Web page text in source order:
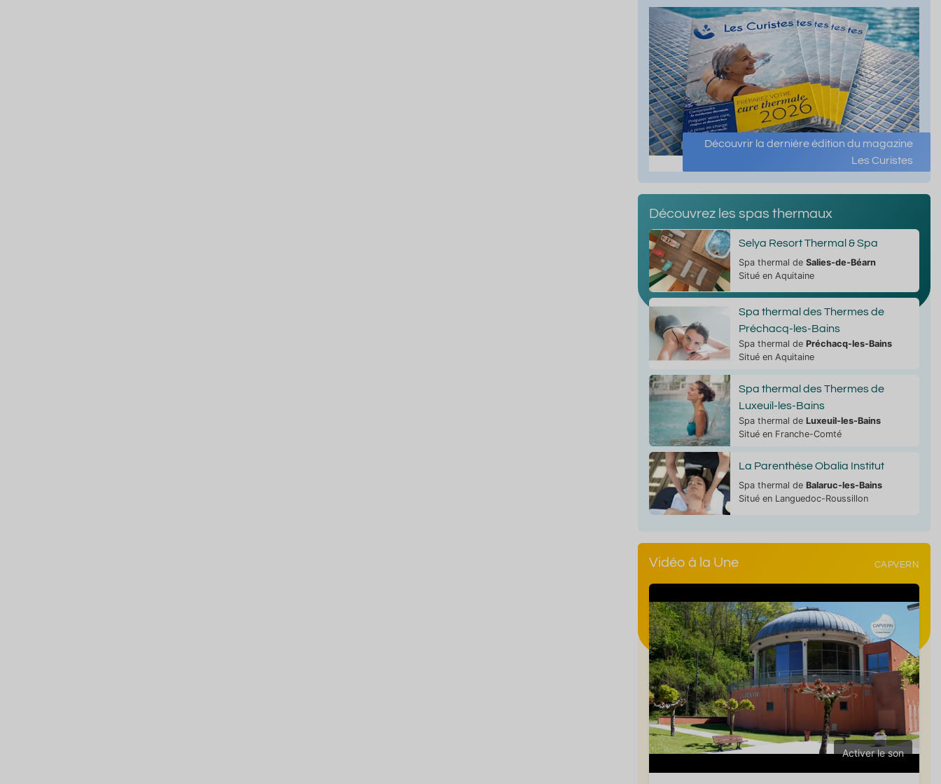
Découvrir la dernière édition du magazine
Les Curistes
Découvrez les spas thermaux
Selya Resort Thermal & Spa
Spa thermal de Salies-de-Béarn
Situé en Aquitaine
Spa thermal des Thermes de
Préchacq-les-Bains
Spa thermal de Préchacq-les-Bains
Situé en Aquitaine
Spa thermal des Thermes de
Luxeuil-les-Bains
Spa thermal de Luxeuil-les-Bains
Situé en Franche-Comté
La Parenthèse Obalia Institut
Spa thermal de Balaruc-les-Bains
Situé en Languedoc-Roussillon
Vidéo à la Une CAPVERN
Activer le son